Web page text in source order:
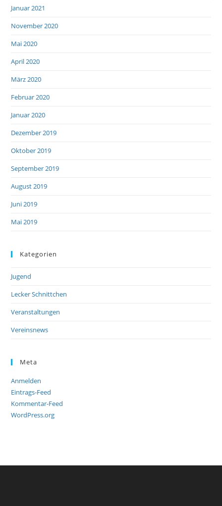
Januar 2021
November 2020
Mai 2020
April 2020
März 2020
Februar 2020
Januar 2020
Dezember 2019
Oktober 2019
September 2019
August 2019
Juni 2019
Mai 2019
Kategorien
Jugend
Lecker Schnittchen
Veranstaltungen
Vereinsnews
Meta
Anmelden
Eintrags-Feed
Kommentar-Feed
WordPress.org